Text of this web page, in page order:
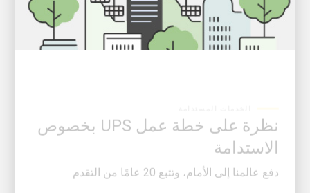
الاستدامة
دفع عالمنا إلى الأمام، وتتبع 20 عامًا من التقدم